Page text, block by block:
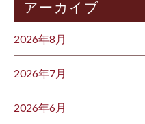
アーカイブ
2026年8月
2026年7月
2026年6月